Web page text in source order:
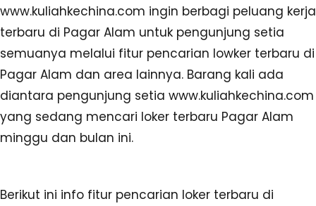
www.kuliahkechina.com ingin berbagi peluang kerja
terbaru di Pagar Alam untuk pengunjung setia
semuanya melalui fitur pencarian lowker terbaru di
Pagar Alam dan area lainnya. Barang kali ada
diantara pengunjung setia www.kuliahkechina.com
yang sedang mencari loker terbaru Pagar Alam
minggu dan bulan ini.
Berikut ini info fitur pencarian loker terbaru di